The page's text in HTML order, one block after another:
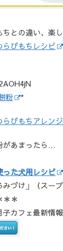
ちとの違い、楽
びもちレシピ
粉 *
びもちアレン
があまったら…
った犬用レシピ
みづけ」（スー
＊＊
子カフェ最新情報